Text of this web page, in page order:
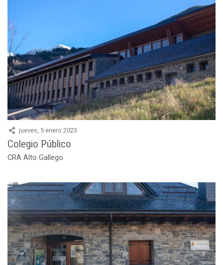
jueves, 5 enero 2023
Colegio Público
CRA Alto Gallego